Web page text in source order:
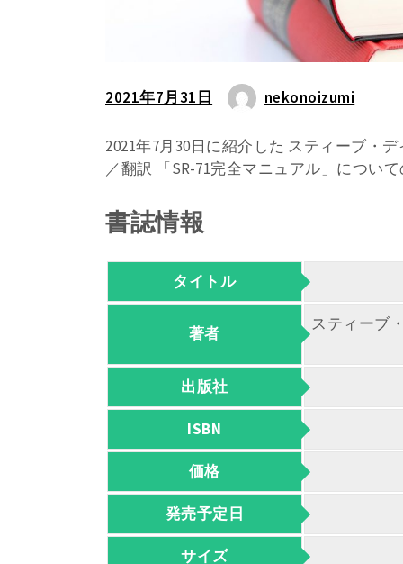
2021年7月31日 nekonoizumi
2021年7月30日に紹介した スティーブ・
／翻訳 「SR-71完全マニュアル」につい
書誌情報
タイトル
著者 スティーブ
出版社
ISBN
価格
発売予定日
サイズ